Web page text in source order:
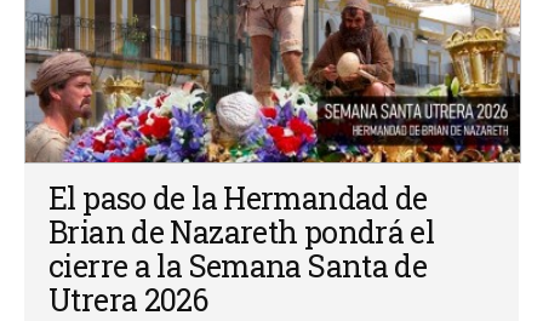
El paso de la Hermandad de
Brian de Nazareth pondrá el
cierre a la Semana Santa de
Utrera 2026